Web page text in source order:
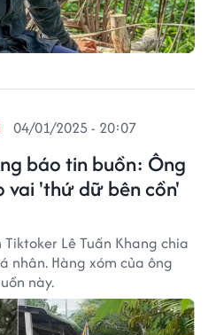
báo tin buồn: Ông
vai 'thứ dữ bên cồn'
04/01/2025 - 20:07
Lê Tuấn Khang chia
nhân. Hàng xóm của ông
này.